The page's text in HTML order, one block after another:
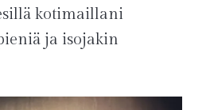
kotimaillani
ja isojakin